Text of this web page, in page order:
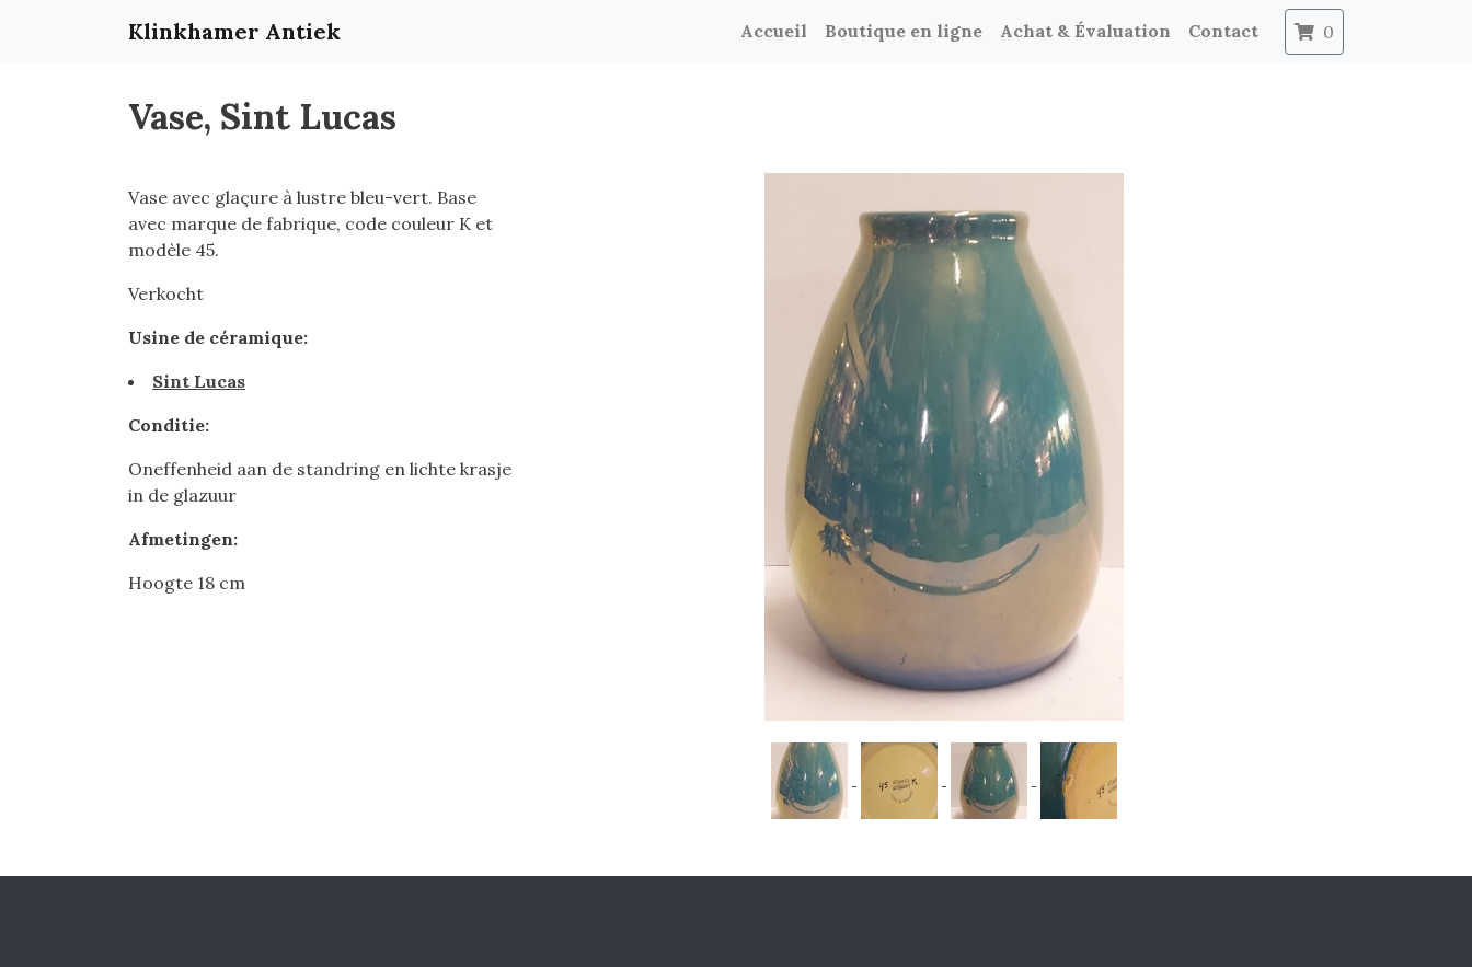
Klinkhamer Antiek Accueil Boutique en ligne Achat & Évaluation Contact 0
Vase, Sint Lucas
Vase avec glaçure à lustre bleu-vert. Base
avec marque de fabrique, code couleur K et
modèle 45.
Verkocht
Usine de céramique:
Sint Lucas
Conditie:
Oneffenheid aan de standring en lichte krasje
in de glazuur
Afmetingen:
Hoogte 18 cm